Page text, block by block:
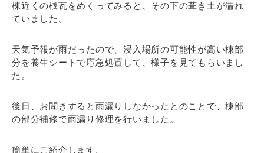
棟近くの桟瓦をめくってみると、その下の葺き土が濡れ
ていました。
天気予報が雨だったので、浸入場所の可能性が高い棟部
分を養生シートで応急処置して、様子を見てもらいまし
た。
後日、お聞きすると雨漏りしなかったとのことで、棟部
の部分補修で雨漏り修理を行いました。
簡単にご紹介します。